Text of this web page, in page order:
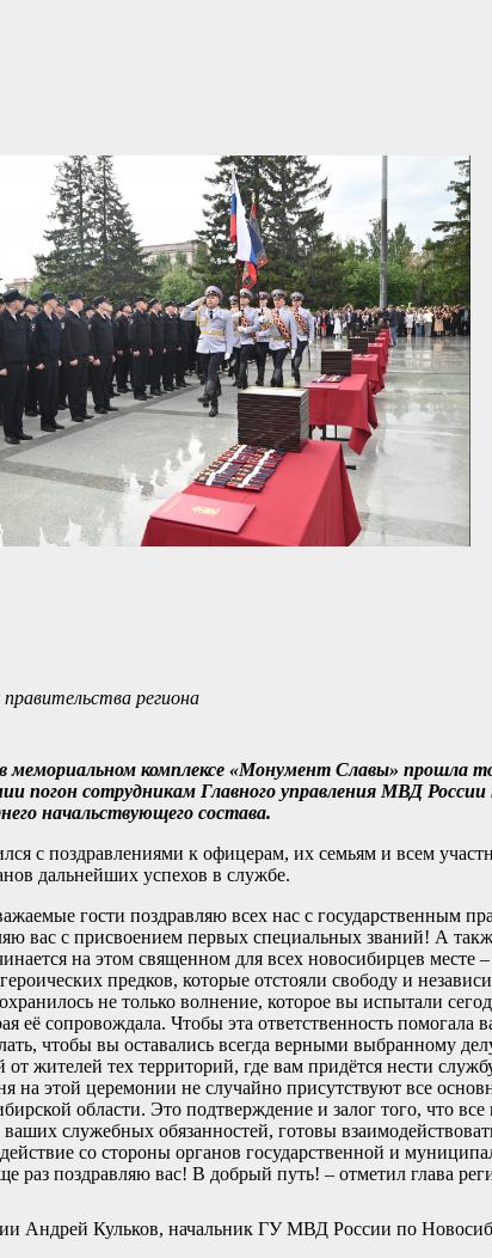
региона
мемориальном комплексе «Монумент Славы» прошла
погон сотрудникам Главного управления МВД
начальствующего состава.
с поздравлениями к офицерам, их семьям и всем
дальнейших успехов в службе.
гости поздравляю всех нас с государственным
вас с присвоением первых специальных званий! А
на этом священном для всех новосибирцев
предков, которые отстояли свободу и
не только волнение, которое вы испытали
её сопровождала. Чтобы эта ответственность
чтобы вы оставались всегда верными выбранному
от жителей тех территорий, где вам придётся нести
на этой церемонии не случайно присутствуют все
области. Это подтверждение и залог того, что
служебных обязанностей, готовы
со стороны органов государственной и
раз поздравляю вас! В добрый путь! – отметил глава
Андрей Кульков, начальник ГУ МВД России по